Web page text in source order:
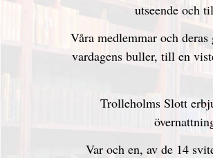
utseende och
Våra medlemmar och
vardagens buller, till en
Trolleholms Slott
Var och en, av de 14